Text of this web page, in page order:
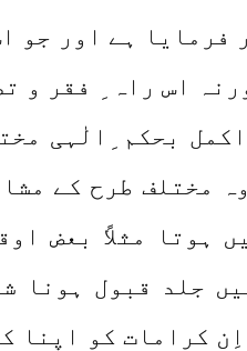
فرمایا ہے اور جو
اس راہ ِ فقر و
بحکم ِالٰہی
مختلف طرح کے
ہوتا مثلاً بعض
جلد قبول ہونا
کرامات کو اپنا